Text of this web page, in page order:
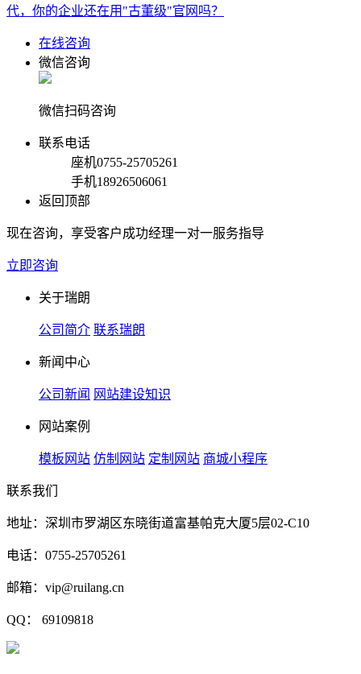
代，你的企业还在用"古董级"官网吗？
在线咨询
微信咨询
微信扫码咨询
联系电话
座机0755-25705261
手机18926506061
返回顶部
现在咨询，享受客户成功经理一对一服务指导
立即咨询
关于瑞朗
公司简介 联系瑞朗
新闻中心
公司新闻 网站建设知识
网站案例
模板网站 仿制网站 定制网站 商城小程序
联系我们
地址：深圳市罗湖区东晓街道富基帕克大厦5层02-C10
电话：0755-25705261
邮箱：vip@ruilang.cn
QQ： 69109818